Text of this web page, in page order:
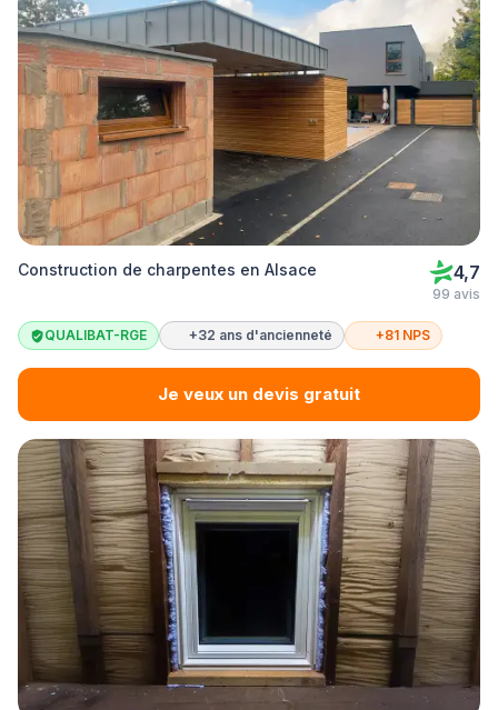
Construction de charpentes en Alsace 4,7
99 avis
QUALIBAT-RGE +32 ans d'ancienneté +81 NPS
Je veux un devis gratuit